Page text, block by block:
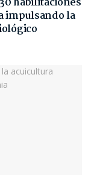
impulsando la